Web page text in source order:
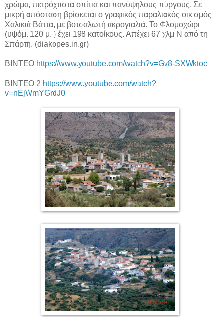
χρώμα, πετρόχτιστα σπίτια και πανύψηλους πύργους. Σε
μικρή απόσταση βρίσκεται ο γραφικός παραλιακός οικισμός
Χαλικιά Βάττα, με βοτσαλωτή ακρογιαλιά. Το Φλομοχώρι
(υψόμ. 120 μ. ) έχει 198 κατοίκους. Απέχει 67 χλμ Ν από τη
Σπάρτη. (diakopes.in.gr)
ΒΙΝΤΕΟ https://www.youtube.com/watch?v=Gv8-SXWktoc
ΒΙΝΤΕΟ 2 https://www.youtube.com/watch?
v=nEjWmYGrdJ0